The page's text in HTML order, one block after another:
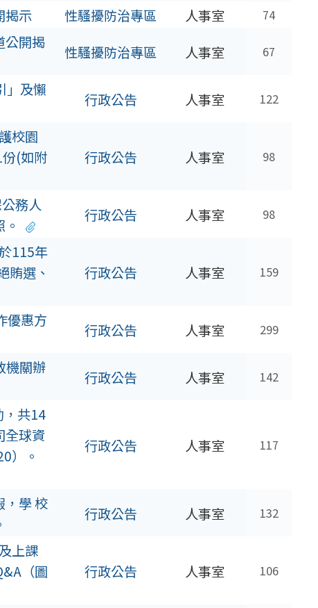
揭示 性騷擾防治專區 人事室 74
公開揭
性騷擾防治專區 人事室 67
」及懶
行政公告 人事室 122
校園
(如附
行政公告 人事室 98
務人
行政公告 人事室 98
115年
賄選、
行政公告 人事室 159
優惠方
行政公告 人事室 299
機關辦
行政公告 人事室 142
，共14
全球資
）。
行政公告 人事室 117
，學 校
行政公告 人事室 132
上課
（圖
行政公告 人事室 106